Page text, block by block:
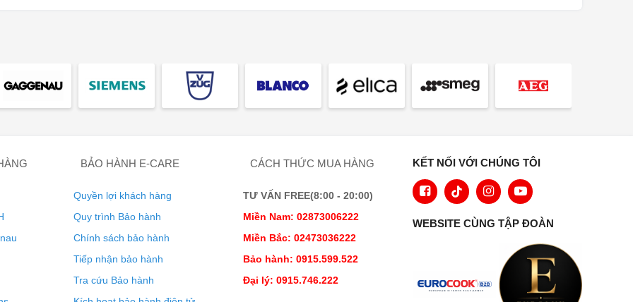
bạn có thể cài đặt độ ẩm trên màn hình hiển thị của các mẫu
đơn giản và tốt cho rượu vang của bạn, vì độ ẩm tối ưu
BẢO HÀNH E-CARE
Quyền lợi khách hàng
Quy trình Bảo hành
Chính sách bảo hành
Tiếp nhận bảo hành
Tra cứu Bảo hành
CÁCH THỨC MUA HÀNG
TƯ VẤN FREE(8:00 - 20:00)
Miền Nam: 02873006222
Miền Bắc: 02473036222
Bảo hành: 0915.599.522
Đại lý: 0915.746.222
KẾT NỐI VỚI CHÚNG TÔI
WEBSITE CÙNG TẬP ĐOÀN